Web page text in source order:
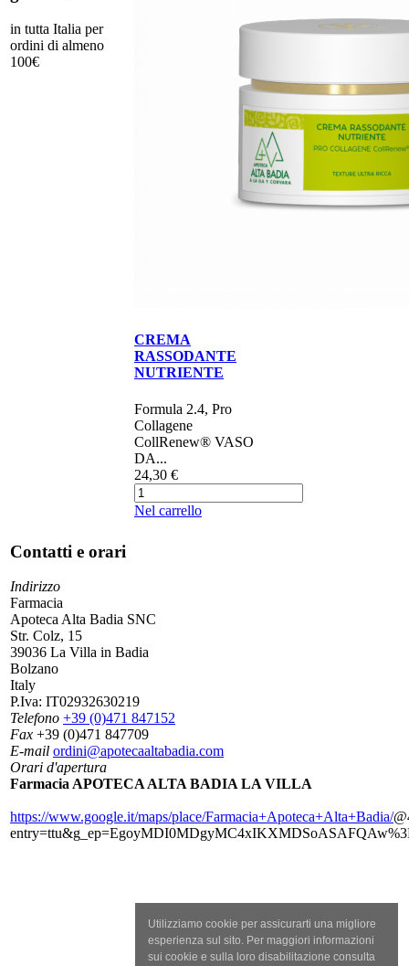
Utilizziamo cookie per assicurarti una migliore
esperienza sul sito. Per maggiori informazioni
sui cookie e sulla loro disabilitazione consulta
in tutta Italia per
ordini di almeno
100€
CREMA
RASSODANTE
NUTRIENTE
Formula 2.4, Pro
Collagene
CollRenew® VASO
DA...
24,30 €
Nel carrello
Contatti e orari
Indirizzo
Farmacia
Apoteca Alta Badia SNC
Str. Colz, 15
39036 La Villa in Badia
Bolzano
Italy
P.Iva: IT02932630219
Telefono +39 (0)471 847152
Fax +39 (0)471 847709
E-mail ordini@apotecaaltabadia.com
Orari d'apertura
Farmacia APOTECA ALTA BADIA LA VILLA
https://www.google.it/maps/place/Farmacia+Apoteca+Alta+Badia/